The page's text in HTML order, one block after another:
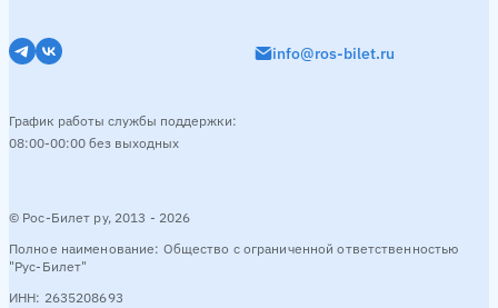
© Рос-Билет ру, 2013 - 2026
Полное наименование: Общество с ограниченной ответственностью
"Рус-Билет"
ИНН: 2635208693
info@ros-bilet.ru
График работы службы поддержки:
08:00-00:00 без выходных